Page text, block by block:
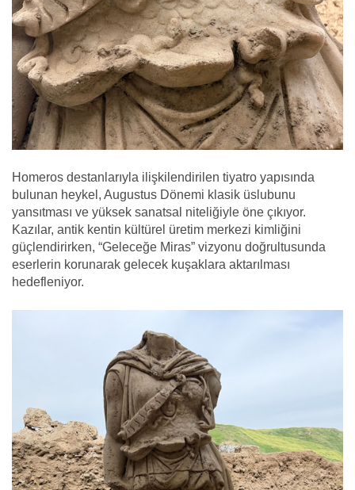
Homeros destanlarıyla ilişkilendirilen tiyatro yapısında
bulunan heykel, Augustus Dönemi klasik üslubunu
yansıtması ve yüksek sanatsal niteliğiyle öne çıkıyor.
Kazılar, antik kentin kültürel üretim merkezi kimliğini
güçlendirirken, “Geleceğe Miras” vizyonu doğrultusunda
eserlerin korunarak gelecek kuşaklara aktarılması
hedefleniyor.